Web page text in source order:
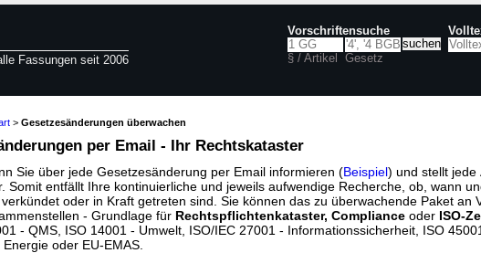
Fassungen seit 2006
Vorschriftensuche
§ / Artikel Gesetz
> Gesetzesänderungen überwachen
per Email - Ihr Rechtskataster
Sie über jede Gesetzesänderung per Email informieren (Beispiel) und stellt jede
Somit entfällt Ihre kontinuierliche und jeweils aufwendige Recherche, ob, wann
oder in Kraft getreten sind. Sie können das zu überwachende Paket an
- Grundlage für Rechtspflichtenkataster, Compliance oder ISO-
- QMS, ISO 14001 - Umwelt, ISO/IEC 27001 - Informationssicherheit, ISO
oder EU-EMAS.